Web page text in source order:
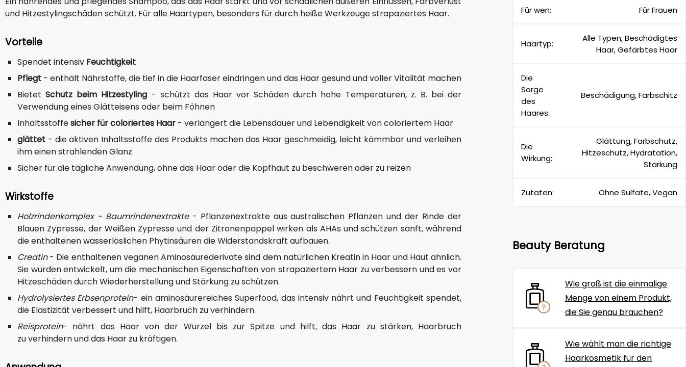
und Hitzestylingschäden schützt. Für alle Haartypen, besonders für durch heiße Werkzeuge strapaziertes Haar.
Vorteile
Spendet intensiv Feuchtigkeit
Pflegt - enthält Nährstoffe, die tief in die Haarfaser eindringen und das Haar gesund und voller Vitalität machen
BietetSchutz beim Hitzestyling - schützt das Haar vor Schäden durch hohe Temperaturen, z. B. bei der
Verwendung eines Glätteisens oder beim Föhnen
Inhaltsstoffesicher für coloriertes Haar - verlängert die Lebensdauer und Lebendigkeit von coloriertem Haar
glättet - die aktiven Inhaltsstoffe des Produkts machen das Haar geschmeidig, leicht kämmbar und verleihen
ihm einen strahlenden Glanz
Sicher für die tägliche Anwendung, ohne das Haar oder die Kopfhaut zu beschweren oder zu reizen
Wirkstoffe
Holzrindenkomplex - Baumrindenextrakte- Pflanzenextrakte aus australischen Pflanzen und der Rinde der
Blauen Zypresse, der Weißen Zypresse und der Zitronenpappel wirken als AHAs und schützen sanft, während
die enthaltenen wasserlöslichen Phytinsäuren die Widerstandskraft aufbauen.
Creatin- Die enthaltenen veganen Aminosäurederivate sind dem natürlichen Kreatin in Haar und Haut ähnlich.
Sie wurden entwickelt, um die mechanischen Eigenschaften von strapaziertem Haar zu verbessern und es vor
Hitzeschäden durch Wiederherstellung und Stärkung zu schützen.
Hydrolysiertes Erbsenprotein- ein aminosäurereiches Superfood, das intensiv nährt und Feuchtigkeit spendet,
die Elastizität verbessert und hilft, Haarbruch zu verhindern.
Reisprotein- nährt das Haar von der Wurzel bis zur Spitze und hilft, das Haar zu stärken, Haarbruch
zu verhindern und das Haar zu kräftigen.
Für wen: Für Frauen
Haartyp:
Alle Typen, Beschädigtes
Haar, Gefärbtes Haar
Die
Sorge
des
Haares:
Beschädigung, Farbschitz
Die
Wirkung:
Glättung, Farbschutz,
Hitzeschutz, Hydratation,
Stärkung
Zutaten: Ohne Sulfate, Vegan
Beauty Beratung
Wie groß ist die einmalige
Menge von einem Produkt,
die Sie genau brauchen?
Wie wählt man die richtige
Haarkosmetik für den